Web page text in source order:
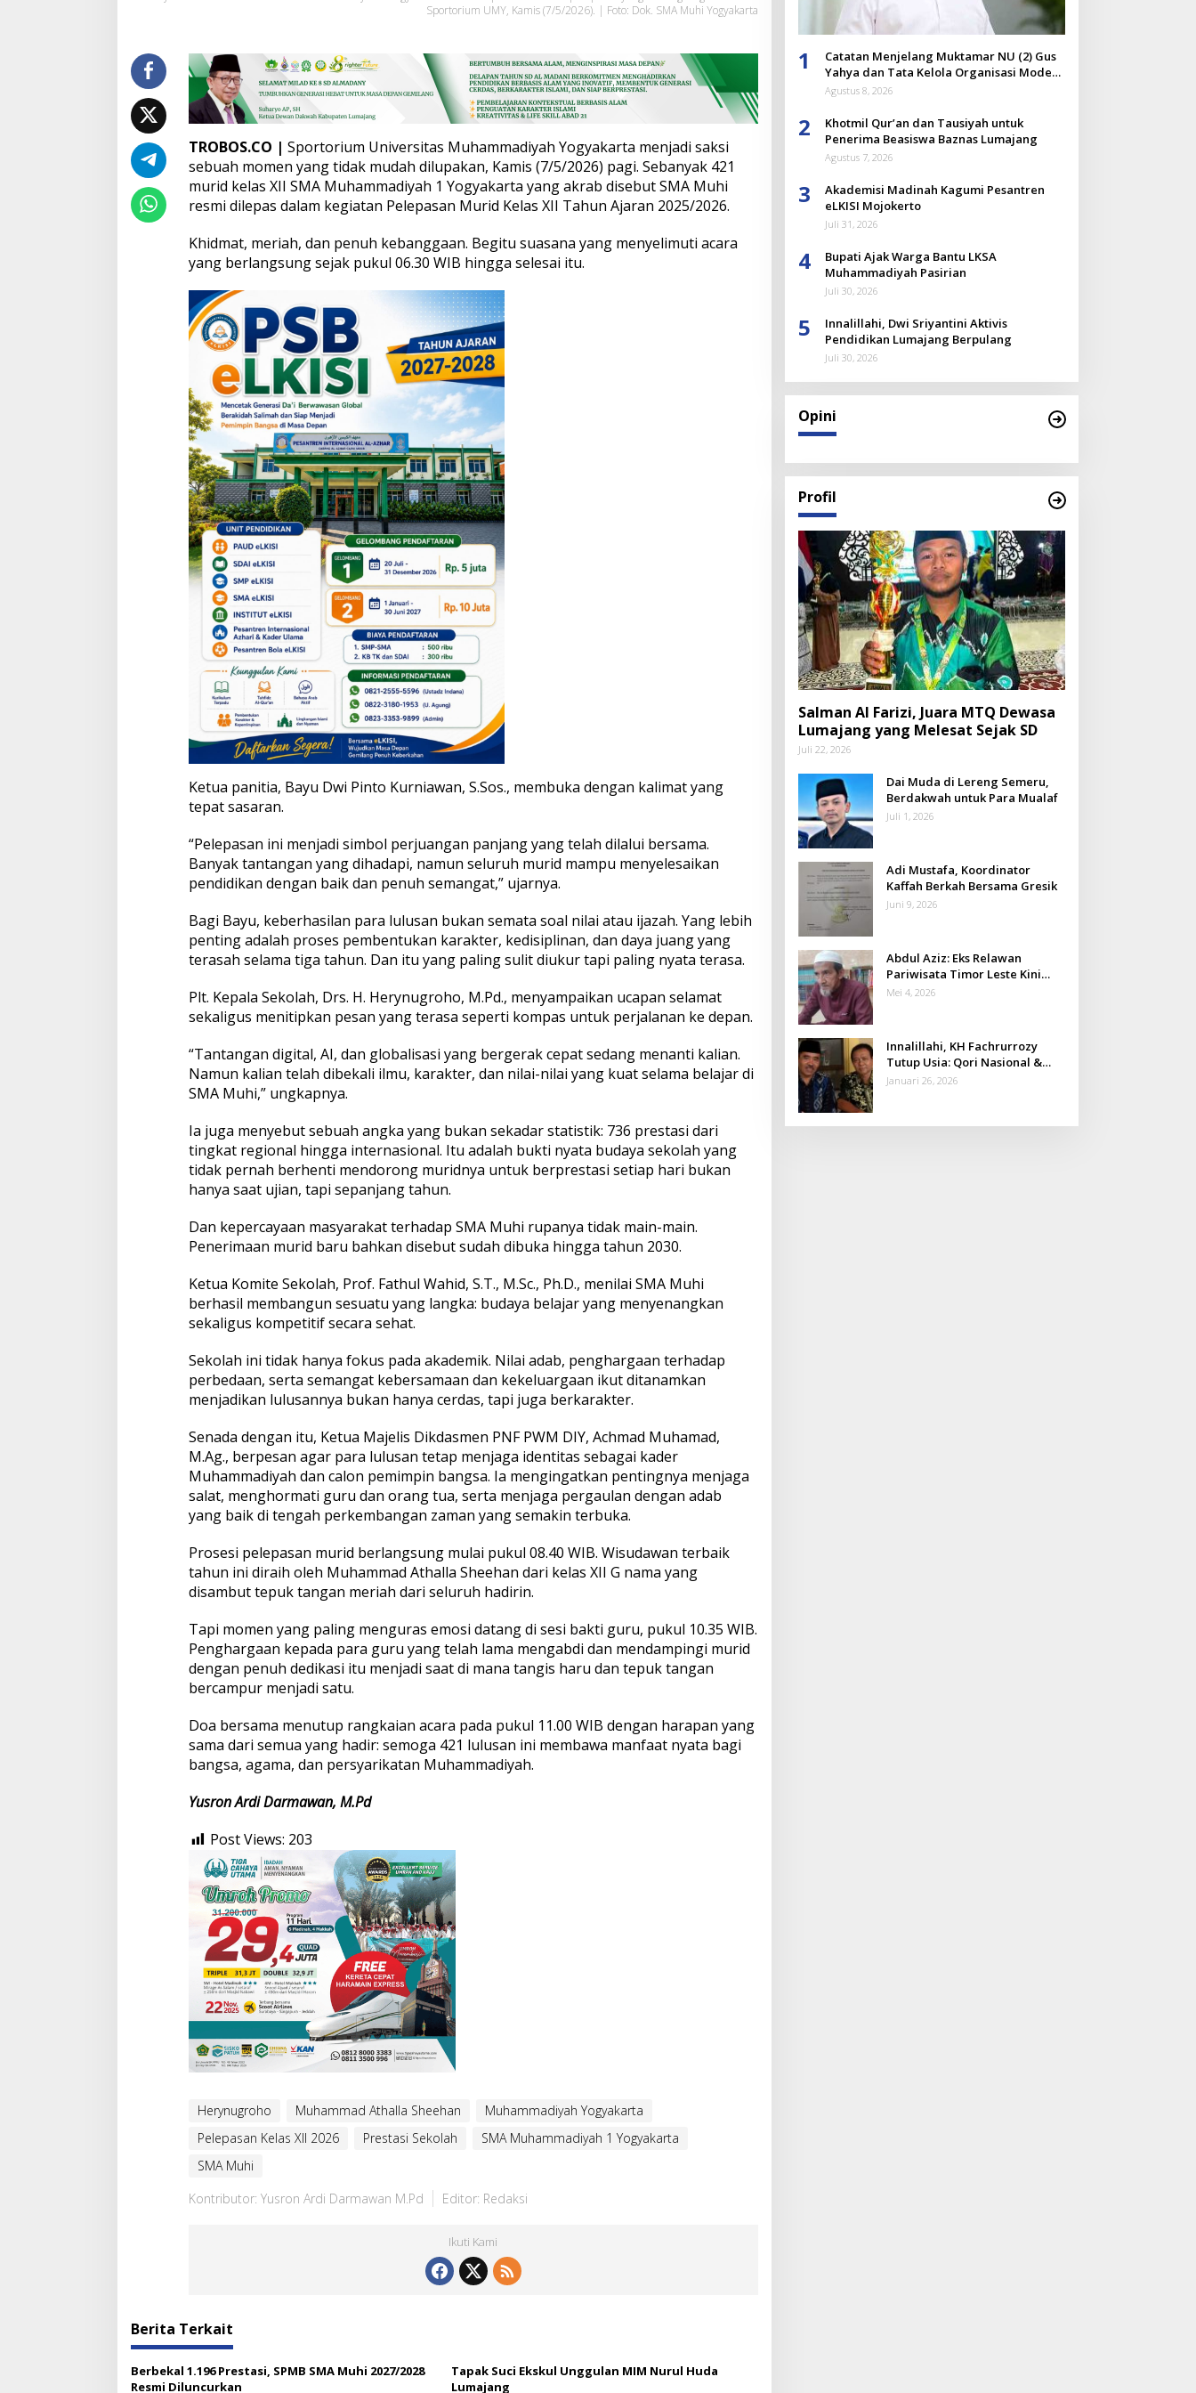
e
k
o
a
h
U
g
g
u
n
Sportorium UMY, Kamis (7/5/2026). | Foto: Dok. SMA Muhi Yogyakarta
TROBOS.CO | Sportorium Universitas Muhammadiyah Yogyakarta menjadi saksi
sebuah momen yang tidak mudah dilupakan, Kamis (7/5/2026) pagi. Sebanyak 421
murid kelas XII SMA Muhammadiyah 1 Yogyakarta yang akrab disebut SMA Muhi
resmi dilepas dalam kegiatan Pelepasan Murid Kelas XII Tahun Ajaran 2025/2026.
Khidmat, meriah, dan penuh kebanggaan. Begitu suasana yang menyelimuti acara
yang berlangsung sejak pukul 06.30 WIB hingga selesai itu.
Ketua panitia, Bayu Dwi Pinto Kurniawan, S.Sos., membuka dengan kalimat yang
tepat sasaran.
“Pelepasan ini menjadi simbol perjuangan panjang yang telah dilalui bersama.
Banyak tantangan yang dihadapi, namun seluruh murid mampu menyelesaikan
pendidikan dengan baik dan penuh semangat,” ujarnya.
Bagi Bayu, keberhasilan para lulusan bukan semata soal nilai atau ijazah. Yang lebih
penting adalah proses pembentukan karakter, kedisiplinan, dan daya juang yang
terasah selama tiga tahun. Dan itu yang paling sulit diukur tapi paling nyata terasa.
Plt. Kepala Sekolah, Drs. H. Herynugroho, M.Pd., menyampaikan ucapan selamat
sekaligus menitipkan pesan yang terasa seperti kompas untuk perjalanan ke depan.
“Tantangan digital, AI, dan globalisasi yang bergerak cepat sedang menanti kalian.
Namun kalian telah dibekali ilmu, karakter, dan nilai-nilai yang kuat selama belajar di
SMA Muhi,” ungkapnya.
Ia juga menyebut sebuah angka yang bukan sekadar statistik: 736 prestasi dari
tingkat regional hingga internasional. Itu adalah bukti nyata budaya sekolah yang
tidak pernah berhenti mendorong muridnya untuk berprestasi setiap hari bukan
hanya saat ujian, tapi sepanjang tahun.
Dan kepercayaan masyarakat terhadap SMA Muhi rupanya tidak main-main.
Penerimaan murid baru bahkan disebut sudah dibuka hingga tahun 2030.
Ketua Komite Sekolah, Prof. Fathul Wahid, S.T., M.Sc., Ph.D., menilai SMA Muhi
berhasil membangun sesuatu yang langka: budaya belajar yang menyenangkan
sekaligus kompetitif secara sehat.
Sekolah ini tidak hanya fokus pada akademik. Nilai adab, penghargaan terhadap
perbedaan, serta semangat kebersamaan dan kekeluargaan ikut ditanamkan
menjadikan lulusannya bukan hanya cerdas, tapi juga berkarakter.
Senada dengan itu, Ketua Majelis Dikdasmen PNF PWM DIY, Achmad Muhamad,
M.Ag., berpesan agar para lulusan tetap menjaga identitas sebagai kader
Muhammadiyah dan calon pemimpin bangsa. Ia mengingatkan pentingnya menjaga
salat, menghormati guru dan orang tua, serta menjaga pergaulan dengan adab
yang baik di tengah perkembangan zaman yang semakin terbuka.
Prosesi pelepasan murid berlangsung mulai pukul 08.40 WIB. Wisudawan terbaik
tahun ini diraih oleh Muhammad Athalla Sheehan dari kelas XII G nama yang
disambut tepuk tangan meriah dari seluruh hadirin.
Tapi momen yang paling menguras emosi datang di sesi bakti guru, pukul 10.35 WIB.
Penghargaan kepada para guru yang telah lama mengabdi dan mendampingi murid
dengan penuh dedikasi itu menjadi saat di mana tangis haru dan tepuk tangan
bercampur menjadi satu.
Doa bersama menutup rangkaian acara pada pukul 11.00 WIB dengan harapan yang
sama dari semua yang hadir: semoga 421 lulusan ini membawa manfaat nyata bagi
bangsa, agama, dan persyarikatan Muhammadiyah.
Yusron Ardi Darmawan, M.Pd
Post Views: 203
Herynugroho Muhammad Athalla Sheehan
Muhammadiyah Yogyakarta
Pelepasan Kelas XII 2026
Prestasi Sekolah
SMA Muhammadiyah 1 Yogyakarta
SMA Muhi
Kontributor: Yusron Ardi Darmawan M.Pd
Editor: Redaksi
Ikuti Kami
Berita Terkait
Berbekal 1.196 Prestasi, SPMB SMA Muhi 2027/2028
Resmi Diluncurkan
Tapak Suci Ekskul Unggulan MIM Nurul Huda
Lumajang
1
Catatan Menjelang Muktamar NU (2) Gus
Yahya dan Tata Kelola Organisasi Modern
yang Menyandera Dirinya
Agustus 8, 2026
2
Khotmil Qur’an dan Tausiyah untuk
Penerima Beasiswa Baznas Lumajang
Agustus 7, 2026
3
Akademisi Madinah Kagumi Pesantren
eLKISI Mojokerto
Juli 31, 2026
4
Bupati Ajak Warga Bantu LKSA
Muhammadiyah Pasirian
Juli 30, 2026
5
Innalillahi, Dwi Sriyantini Aktivis
Pendidikan Lumajang Berpulang
Juli 30, 2026
Opini
Profil
Salman Al Farizi, Juara MTQ Dewasa
Lumajang yang Melesat Sejak SD
Juli 22, 2026
Dai Muda di Lereng Semeru,
Berdakwah untuk Para Mualaf
Juli 1, 2026
Adi Mustafa, Koordinator
Kaffah Berkah Bersama Gresik
Juni 9, 2026
Abdul Aziz: Eks Relawan
Pariwisata Timor Leste Kini
Takmir Kalisat
Mei 4, 2026
Innalillahi, KH Fachrurrozy
Tutup Usia: Qori Nasional &
Mantan Kadis Kemenag yang
Januari 26, 2026